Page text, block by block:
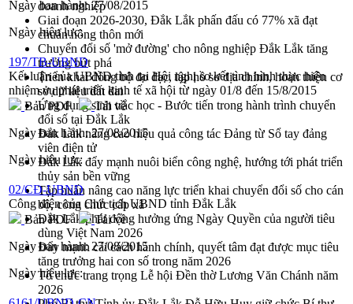
doanh nghiệp
Giai đoạn 2026-2030, Đắk Lắk phấn đấu có 77% xã đạt
chuẩn nông thôn mới
Chuyển đổi số 'mở đường' cho nông nghiệp Đắk Lắk tăng
trưởng bứt phá
Triển khai đồng bộ đo đạc, lập hồ sơ địa chính, hoàn thiện cơ
sở dữ liệu đất đai
Ứng dụng sinh trắc học - Bước tiến trong hành trình chuyển
đổi số tại Đắk Lắk
Đắk Lắk nâng cao hiệu quả công tác Đảng từ Sổ tay đảng
viên điện tử
Đắk Lắk đẩy mạnh nuôi biển công nghệ, hướng tới phát triển
thủy sản bền vững
Tập huấn nâng cao năng lực triển khai chuyển đổi số cho cán
bộ, công chức cấp xã
Đắk Lắk phát động hưởng ứng Ngày Quyền của người tiêu
dùng Việt Nam 2026
Đẩy mạnh cải cách hành chính, quyết tâm đạt được mục tiêu
tăng trưởng hai con số trong năm 2026
Tổ chức trang trọng Lễ hội Đền thờ Lương Văn Chánh năm
2026
Ngày ban hành:27/08/2015
Ngày hiệu lực:
197/TB-UBND
Kết luận của UBND tỉnh tại Hội nghị sơ kết tình hình thực hiện
nhiệm vụ phát triển kinh tế xã hội từ ngày 01/8 đến 15/8/2015
Bản PDF
Tải về
Ngày ban hành:27/08/2015
Ngày hiệu lực:
02/CĐ-UBND
Công điện của Chủ tịch UBND tỉnh Đắk Lắk
Bản PDF
Tải về
Ngày ban hành:27/08/2015
Ngày hiệu lực: